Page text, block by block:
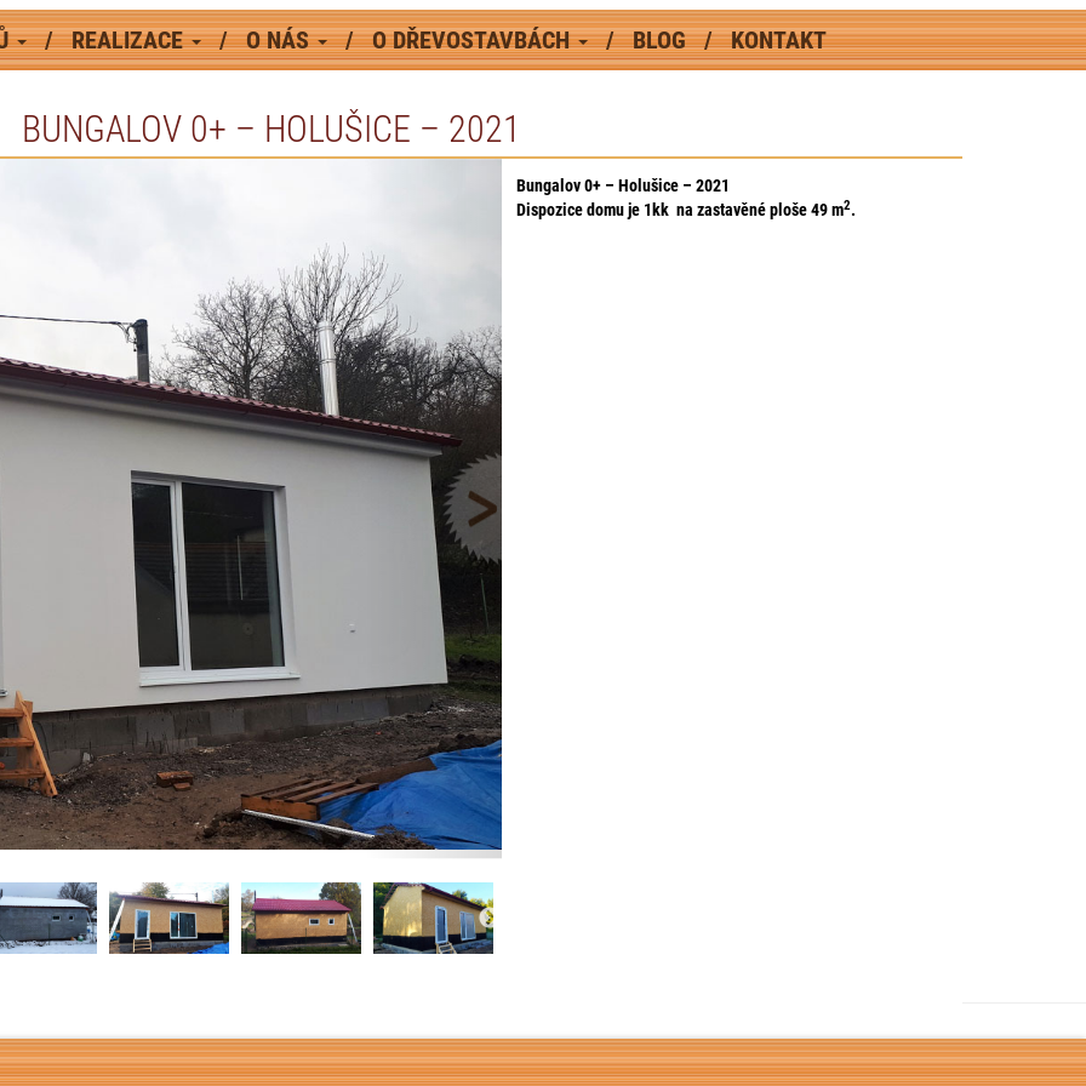
REALIZACE O NÁS O DŘEVOSTAVBÁCH BLOG KONTAKT
BUNGALOV 0+ – HOLUŠICE – 2021
Bungalov 0+ – Holušice – 2021
Dispozice domu je 1kk na zastavěné ploše 49m2.